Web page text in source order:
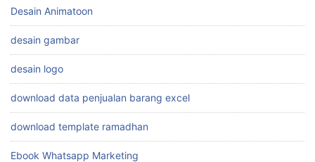
Cara Jualan Online
Cara Mengambil Inspirasi
cara wa anti banned
ChatWAGPT
Desain Animatoon
desain gambar